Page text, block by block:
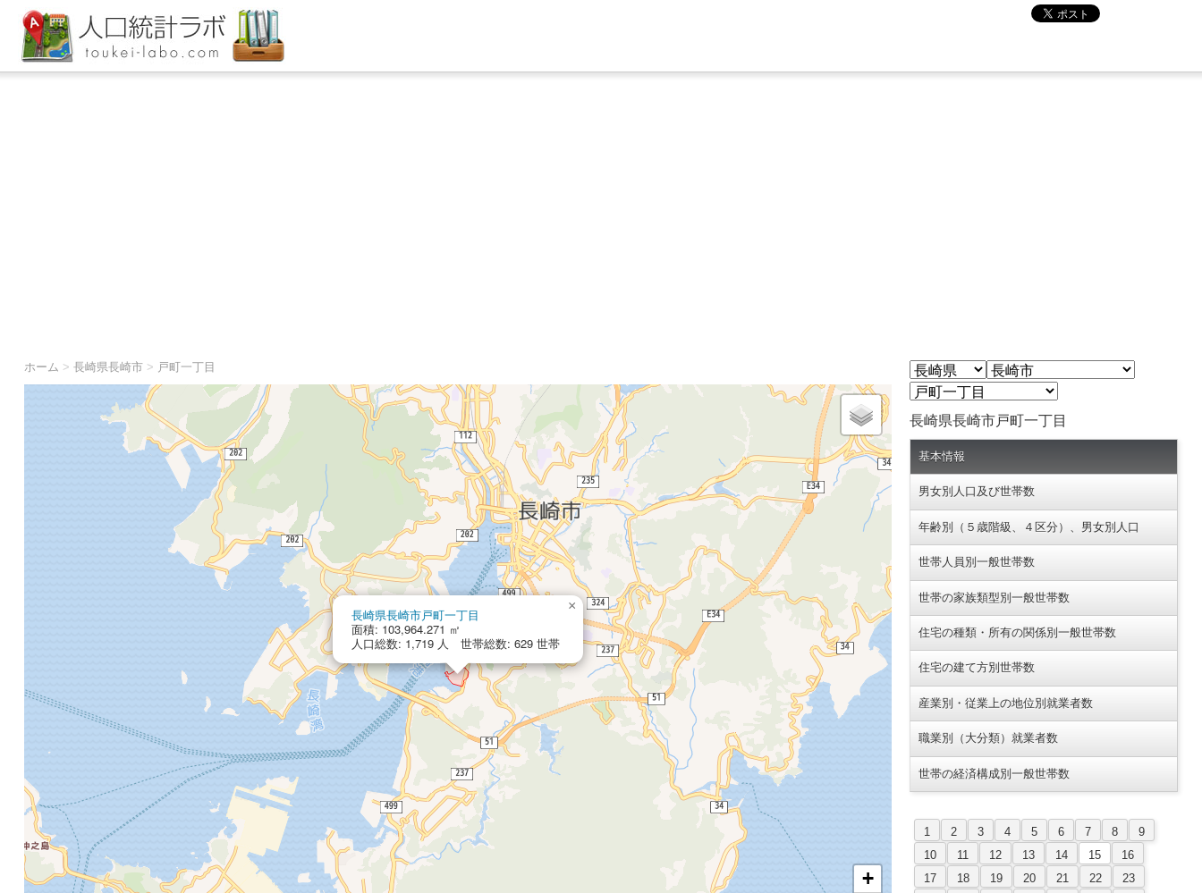
ホーム > 長崎県長崎市> 戸町一丁目
長崎県長崎市戸町一丁目
面積: 103,964.271 ㎡
人口総数: 1,719 人 世帯総数: 629 世帯
×
+
長崎県長崎市戸町一丁目
基本情報
男女別人口及び世帯数
年齢別（５歳階級、４区分）、男女別人口
世帯人員別一般世帯数
世帯の家族類型別一般世帯数
住宅の種類・所有の関係別一般世帯数
住宅の建て方別世帯数
産業別・従業上の地位別就業者数
職業別（大分類）就業者数
世帯の経済構成別一般世帯数
1 2 3 4 5 6 7 8
9
10
11 12 13 14 15
16
17
18 19 20 21 22
23